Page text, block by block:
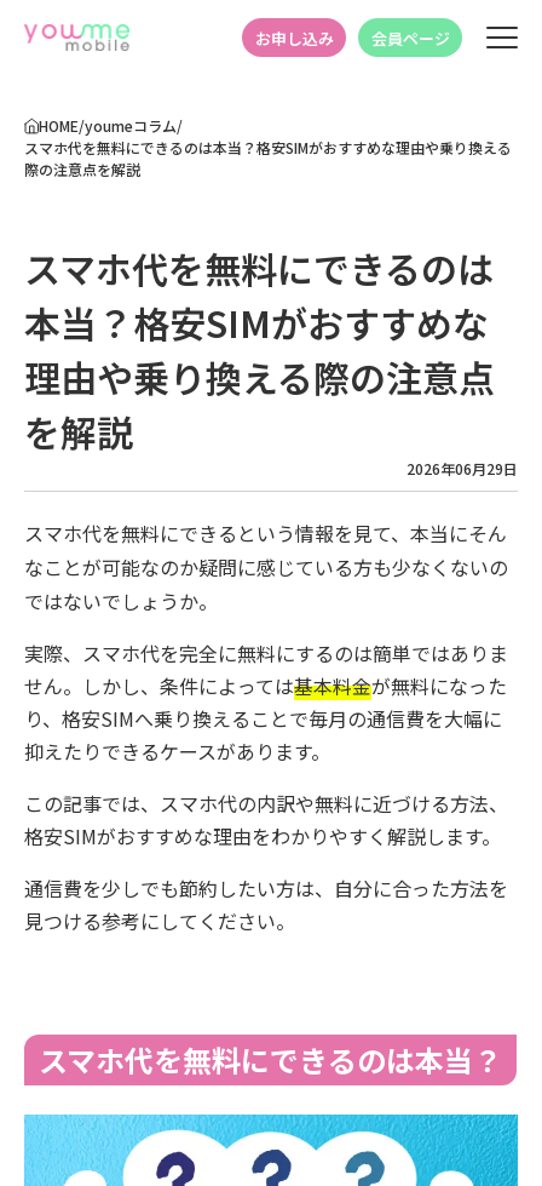
お申し込み 会員ページ
HOME/youmeコラム/
スマホ代を無料にできるのは本当？格安SIMがおすすめな理由や乗り換える
際の注意点を解説
スマホ代を無料にできるのは
本当？格安SIMがおすすめな
理由や乗り換える際の注意点
を解説
2026年06月29日
スマホ代を無料にできるという情報を見て、本当にそん
なことが可能なのか疑問に感じている方も少なくないの
ではないでしょうか。
実際、スマホ代を完全に無料にするのは簡単ではありま
せん。しかし、条件によっては基本料金が無料になった
り、格安SIMへ乗り換えることで毎月の通信費を大幅に
抑えたりできるケースがあります。
この記事では、スマホ代の内訳や無料に近づける方法、
格安SIMがおすすめな理由をわかりやすく解説します。
通信費を少しでも節約したい方は、自分に合った方法を
見つける参考にしてください。
スマホ代を無料にできるのは本当？